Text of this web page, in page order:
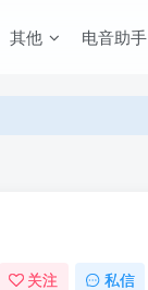
其他 电音助手
关注 私信